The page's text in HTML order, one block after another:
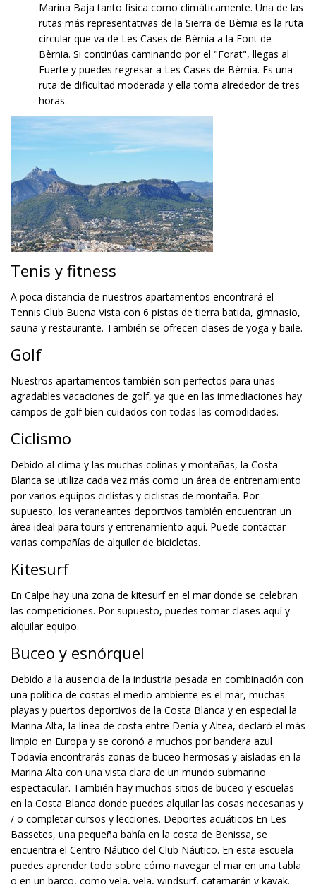
Marina Baja tanto física como climáticamente. Una de las
rutas más representativas de la Sierra de Bèrnia es la ruta
circular que va de Les Cases de Bèrnia a la Font de
Bèrnia. Si continúas caminando por el "Forat", llegas al
Fuerte y puedes regresar a Les Cases de Bèrnia. Es una
ruta de dificultad moderada y ella toma alrededor de tres
horas.
Tenis y fitness
A poca distancia de nuestros apartamentos encontrará el
Tennis Club Buena Vista con 6 pistas de tierra batida, gimnasio,
sauna y restaurante. También se ofrecen clases de yoga y baile.
Golf
Nuestros apartamentos también son perfectos para unas
agradables vacaciones de golf, ya que en las inmediaciones hay
campos de golf bien cuidados con todas las comodidades.
Ciclismo
Debido al clima y las muchas colinas y montañas, la Costa
Blanca se utiliza cada vez más como un área de entrenamiento
por varios equipos ciclistas y ciclistas de montaña. Por
supuesto, los veraneantes deportivos también encuentran un
área ideal para tours y entrenamiento aquí. Puede contactar
varias compañías de alquiler de bicicletas.
Kitesurf
En Calpe hay una zona de kitesurf en el mar donde se celebran
las competiciones. Por supuesto, puedes tomar clases aquí y
alquilar equipo.
Buceo y esnórquel
Debido a la ausencia de la industria pesada en combinación con
una política de costas el medio ambiente es el mar, muchas
playas y puertos deportivos de la Costa Blanca y en especial la
Marina Alta, la línea de costa entre Denia y Altea, declaró el más
limpio en Europa y se coronó a muchos por bandera azul
Todavía encontrarás zonas de buceo hermosas y aisladas en la
Marina Alta con una vista clara de un mundo submarino
espectacular. También hay muchos sitios de buceo y escuelas
en la Costa Blanca donde puedes alquilar las cosas necesarias y
/ o completar cursos y lecciones. Deportes acuáticos En Les
Bassetes, una pequeña bahía en la costa de Benissa, se
encuentra el Centro Náutico del Club Náutico. En esta escuela
puedes aprender todo sobre cómo navegar el mar en una tabla
o en un barco, como vela, vela, windsurf, catamarán y kayak.